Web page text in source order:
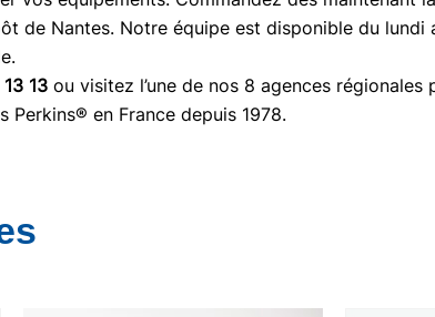
de Nantes. Notre équipe est disponible du
13 ou visitez l’une de nos 8 agences
Perkins® en France depuis 1978.